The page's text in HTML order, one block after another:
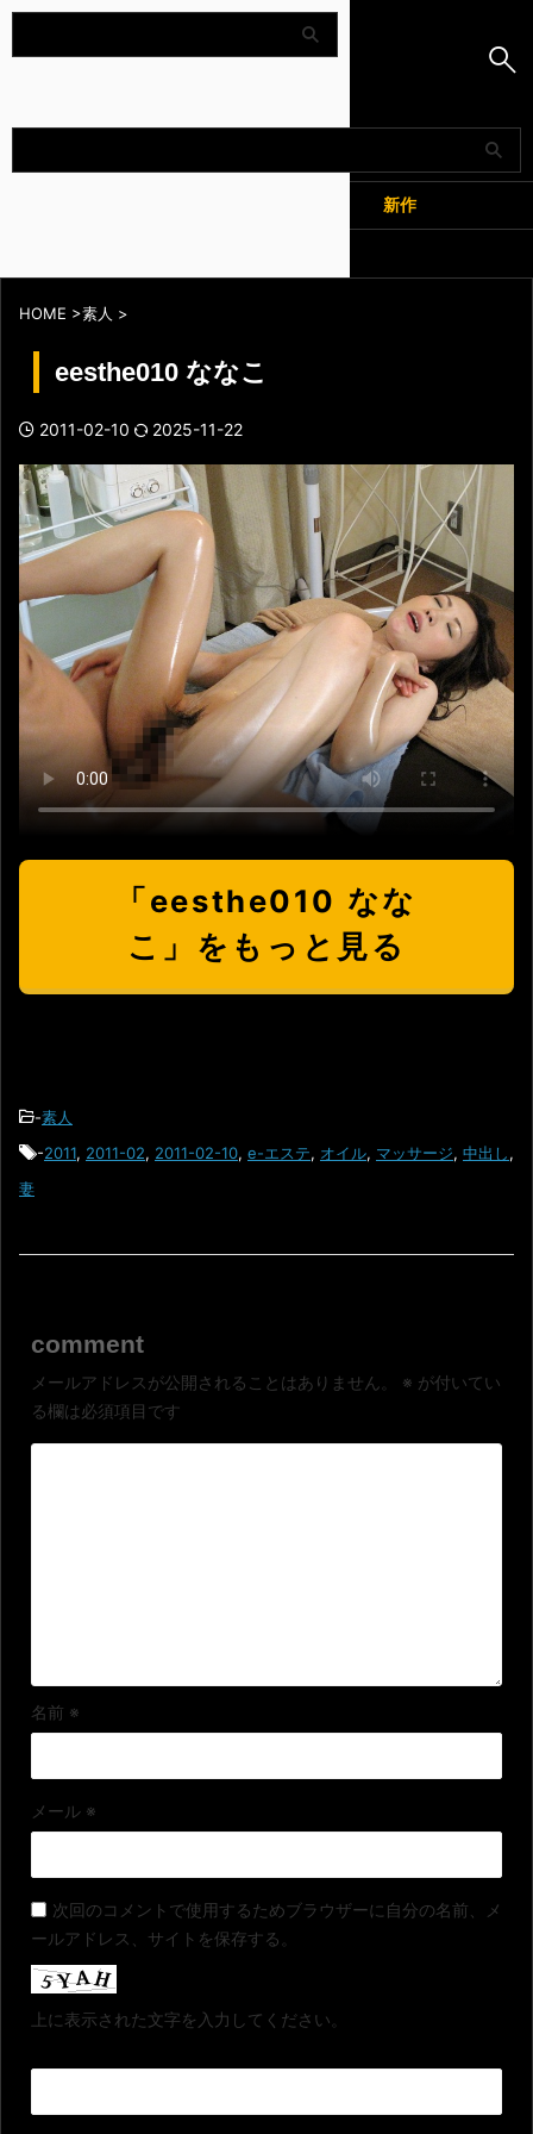
Amapedia
新作
HOME >素人 >
eesthe010 ななこ
2011-02-10 2025-11-22
「eesthe010 なな
こ」をもっと見る
-素人
-2011, 2011-02, 2011-02-10, e-エステ, オイル, マッサージ, 中出し,
妻
comment
メールアドレスが公開されることはありません。 ※ が付いてい
る欄は必須項目です
名前 ※
メール ※
次回のコメントで使用するためブラウザーに自分の名前、メ
ールアドレス、サイトを保存する。
上に表示された文字を入力してください。